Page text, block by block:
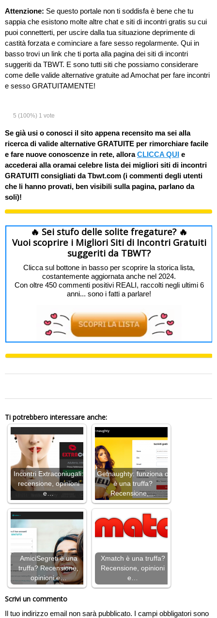
Attenzione: Se questo portale non ti soddisfa è bene che tu
sappia che esistono molte altre chat e siti di incontri gratis su cui
puoi connetterti, per uscire dalla tua situazione deprimente di
castità forzata e cominciare a fare sesso regolarmente. Qui in
basso trovi un link che ti porta alla pagina dei siti di incontri
suggeriti da TBWT. E sono tutti siti che possiamo considerare
come delle valide alternative gratuite ad Amochat per fare incontri
e sesso GRATUITAMENTE!
5 (100%) 1 vote
Se già usi o conosci il sito appena recensito ma sei alla
ricerca di valide alternative GRATUITE per rimorchiare facile
e fare nuove conoscenze in rete, alloraCLICCA QUI e
accederai alla oramai celebre lista dei migliori siti di incontri
GRATUITI consigliati da Tbwt.com (i commenti degli utenti
che li hanno provati, ben visibili sulla pagina, parlano da
soli)!
🔥 Sei stufo delle solite fregature? 🔥
Vuoi scoprire i Migliori Siti di Incontri Gratuiti
suggeriti da TBWT?
Clicca sul bottone in basso per scoprire la storica lista,
costantemente aggiornata anche nel 2024.
Con oltre 450 commenti positivi REALI, raccolti negli ultimi 6
anni... sono i fatti a parlare!
Ti potrebbero interessare anche:
Incontri Extraconiugali:
recensione, opinioni
e…
Getnaughty: funziona o
è una truffa?
Recensione,…
AmiciSegreti è una
truffa? Recensione,
opinioni e…
Xmatch è una truffa?
Recensione, opinioni
e…
Scrivi un commento
Il tuo indirizzo email non sarà pubblicato. I campi obbligatori sono